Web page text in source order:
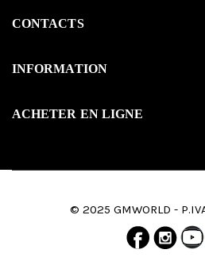
CONTACTS
INFORMATION
ACHETER EN LIGNE
© 2025 GMWORLD -